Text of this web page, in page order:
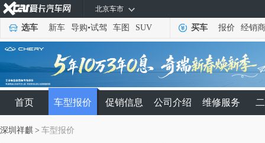
北京车市
选车 新车 导购•试驾 车图 SUV 买车 报价 经销商
首页 车型报价 促销信息 公司介绍 维修服务
深圳祥麒 > 车型报价